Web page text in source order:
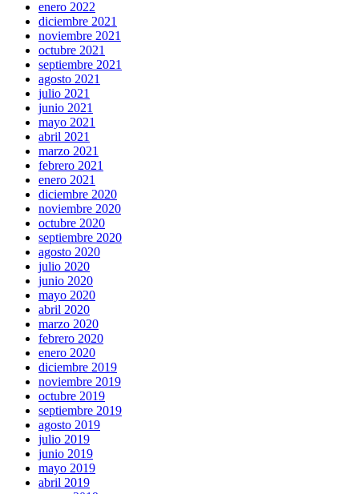
enero 2022
diciembre 2021
noviembre 2021
octubre 2021
septiembre 2021
agosto 2021
julio 2021
junio 2021
mayo 2021
abril 2021
marzo 2021
febrero 2021
enero 2021
diciembre 2020
noviembre 2020
octubre 2020
septiembre 2020
agosto 2020
julio 2020
junio 2020
mayo 2020
abril 2020
marzo 2020
febrero 2020
enero 2020
diciembre 2019
noviembre 2019
octubre 2019
septiembre 2019
agosto 2019
julio 2019
junio 2019
mayo 2019
abril 2019